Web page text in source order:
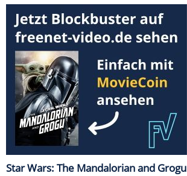
Star Wars: The Mandalorian and Grogu